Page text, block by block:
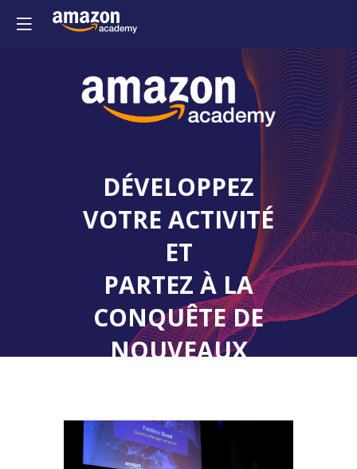
DÉVELOPPEZ
VOTRE ACTIVITÉ
ET
PARTEZ À LA
CONQUÊTE DE
NOUVEAUX
RDV LE 10